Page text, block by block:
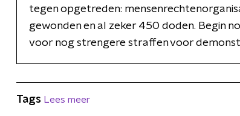
tegen opgetreden:
gewonden en al zeker 450 doden. Begin
voor nog strengere straffen voor
Tags Lees meer